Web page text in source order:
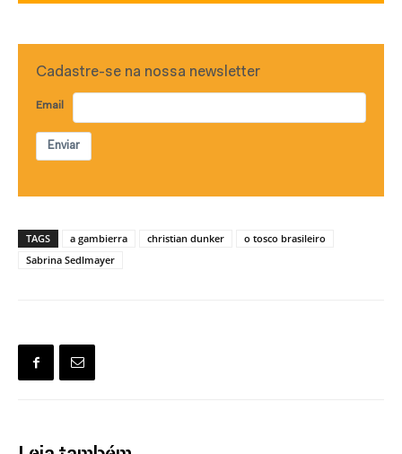
Cadastre-se na nossa newsletter
Email
Enviar
TAGS a gambierra christian dunker
o tosco brasileiro
Sabrina Sedlmayer